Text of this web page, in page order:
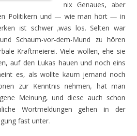
nix Genaues, aber
Politikern und — wie man hört — in
ist schwer ‚was los. Selten war
Schaum-vor-dem-Mund zu hören
Kraftmeierei. Viele wollen, ehe sie
auf den Lukas hauen und noch eins
es, als wollte kaum jemand noch
zur Kenntnis nehmen, hat man
Meinung, und diese auch schon
Wortmeldungen gehen in der
fast unter.